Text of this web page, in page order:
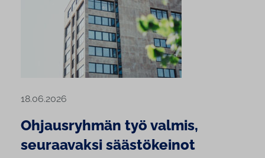
18.06.2026
Ohjausryhmän työ valmis,
seuraavaksi säästökeinot